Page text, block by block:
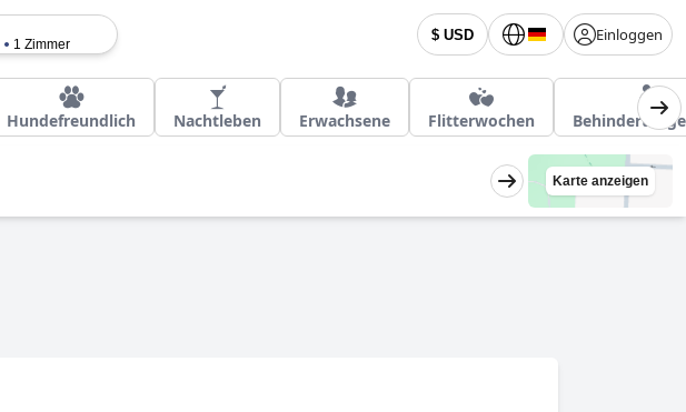
$ USD Einloggen
1 Zimmer
Hundefreundlich Nachtleben Erwachsene Flitterwochen
Karte anzeigen